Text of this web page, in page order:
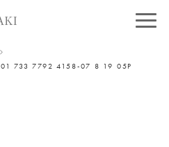
01 733 7792 4158-07 8 19 05P